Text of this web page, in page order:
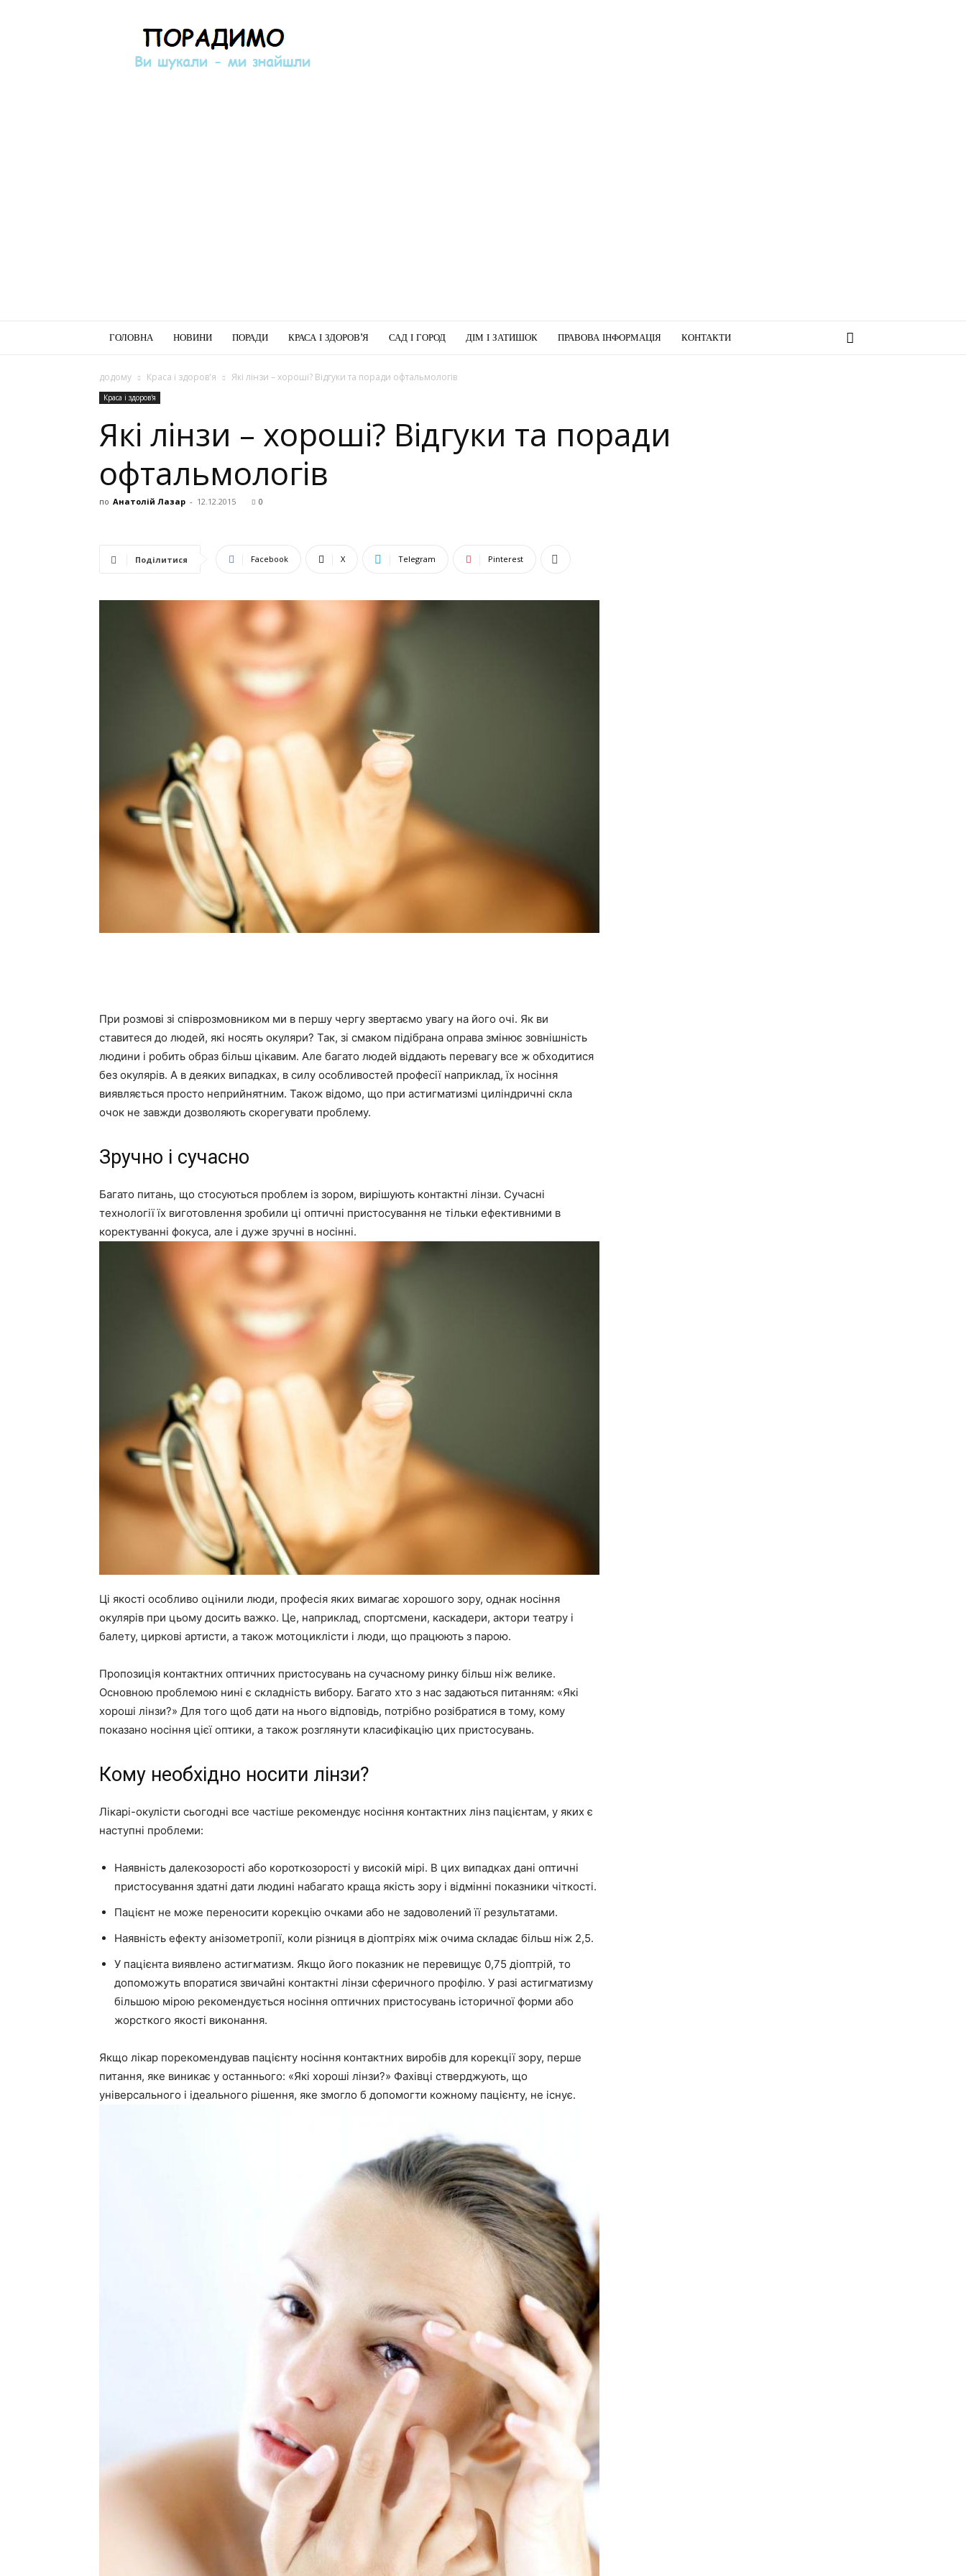
Порадимо
ГОЛОВНА НОВИНИ ПОРАДИ КРАСА І ЗДОРОВ’Я САД І ГОРОД ДІМ І ЗАТИШОК ПРАВОВА ІНФОРМАЦІЯ КОНТАКТИ
додому Краса і здоров'я Які лінзи – хороші? Відгуки та поради офтальмологів
Краса і здоров'я
Які лінзи – хороші? Відгуки та поради
офтальмологів
по Анатолій Лазар - 12.12.2015 0
Поділитися Facebook X Telegram Pinterest
При розмові зі співрозмовником ми в першу чергу звертаємо увагу на його очі. Як ви
ставитеся до людей, які носять окуляри? Так, зі смаком підібрана оправа змінює зовнішність
людини і робить образ більш цікавим. Але багато людей віддають перевагу все ж обходитися
без окулярів. А в деяких випадках, в силу особливостей професії наприклад, їх носіння
виявляється просто неприйнятним. Також відомо, що при астигматизмі циліндричні скла
очок не завжди дозволяють скорегувати проблему.
Зручно і сучасно
Багато питань, що стосуються проблем із зором, вирішують контактні лінзи. Сучасні
технології їх виготовлення зробили ці оптичні пристосування не тільки ефективними в
коректуванні фокуса, але і дуже зручні в носінні.
Ці якості особливо оцінили люди, професія яких вимагає хорошого зору, однак носіння
окулярів при цьому досить важко. Це, наприклад, спортсмени, каскадери, актори театру і
балету, циркові артисти, а також мотоциклісти і люди, що працюють з парою.
Пропозиція контактних оптичних пристосувань на сучасному ринку більш ніж велике.
Основною проблемою нині є складність вибору. Багато хто з нас задаються питанням: «Які
хороші лінзи?» Для того щоб дати на нього відповідь, потрібно розібратися в тому, кому
показано носіння цієї оптики, а також розглянути класифікацію цих пристосувань.
Кому необхідно носити лінзи?
Лікарі-окулісти сьогодні все частіше рекомендує носіння контактних лінз пацієнтам, у яких є
наступні проблеми:
Наявність далекозорості або короткозорості у високій мірі. В цих випадках дані оптичні
пристосування здатні дати людині набагато краща якість зору і відмінні показники чіткості.
Пацієнт не може переносити корекцію очками або не задоволений її результатами.
Наявність ефекту анізометропії, коли різниця в діоптріях між очима складає більш ніж 2,5.
У пацієнта виявлено астигматизм. Якщо його показник не перевищує 0,75 діоптрій, то
допоможуть впоратися звичайні контактні лінзи сферичного профілю. У разі астигматизму
більшою мірою рекомендується носіння оптичних пристосувань історичної форми або
жорсткого якості виконання.
Якщо лікар порекомендував пацієнту носіння контактних виробів для корекції зору, перше
питання, яке виникає у останнього: «Які хороші лінзи?» Фахівці стверджують, що
універсального і ідеального рішення, яке змогло б допомогти кожному пацієнту, не існує.